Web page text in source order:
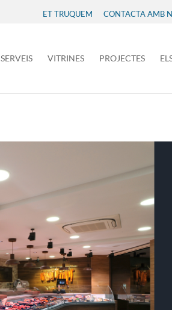
ET TRUQUEM CONTACTA AMB
SERVEIS VITRINES PROJECTES